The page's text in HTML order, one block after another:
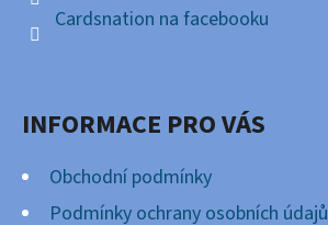
Cardsnation na facebooku
INFORMACE PRO VÁS
Obchodní podmínky
Podmínky ochrany osobních údajů